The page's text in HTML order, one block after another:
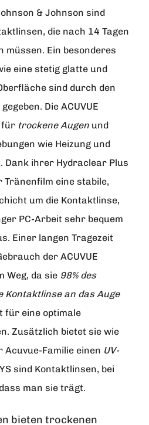
& Johnson sind
die nach 14 Tagen
Ein besonderes
eine stetig glatte und
sind durch den
Die ACUVUE
für trockene Augen und
wie Heizung und
Dank ihrer Hydraclear Plus
Tränenfilm eine stabile,
um die Kontaktlinse,
PC-Arbeit sehr bequem
Einer langen Tragezeit
der ACUVUE
Weg, da sie 98% des
Kontaktlinse an das Auge
für eine optimale
Zusätzlich bietet sie wie
Familie einen UV-
sind Kontaktlinsen, bei
man sie trägt.
bieten trockenen